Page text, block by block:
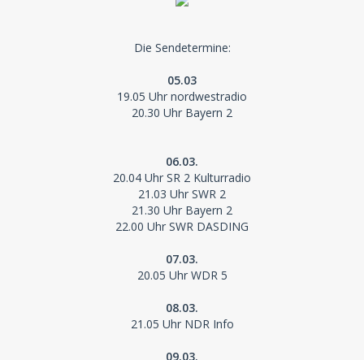
Die Sendetermine:
05.03
19.05 Uhr nordwestradio
20.30 Uhr Bayern 2
06.03.
20.04 Uhr SR 2 Kulturradio
21.03 Uhr SWR 2
21.30 Uhr Bayern 2
22.00 Uhr SWR DASDING
07.03.
20.05 Uhr WDR 5
08.03.
21.05 Uhr NDR Info
09.03.